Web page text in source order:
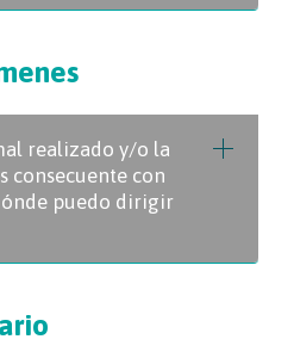
realizado y/o la
consecuente con
puedo dirigir